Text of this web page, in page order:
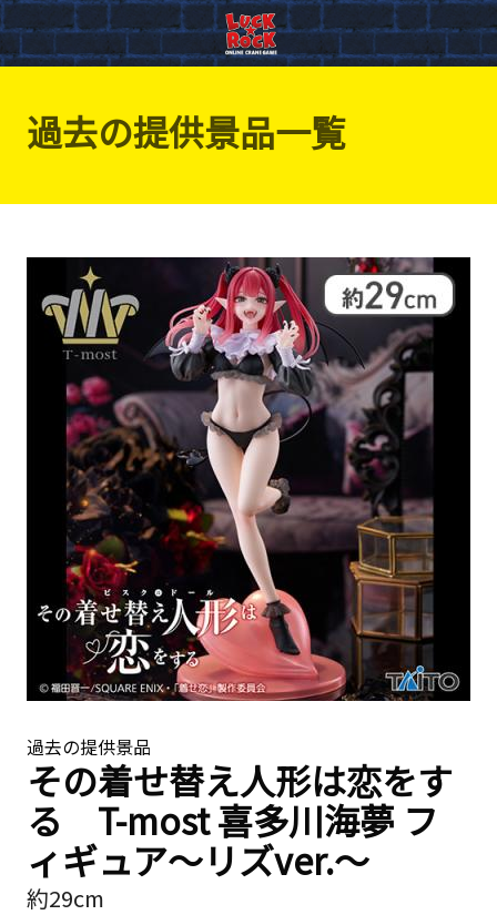
過去の提供景品一覧
過去の提供景品
その着せ替え人形は恋をす
る T-most 喜多川海夢 フ
ィギュア～リズver.～
約29cm